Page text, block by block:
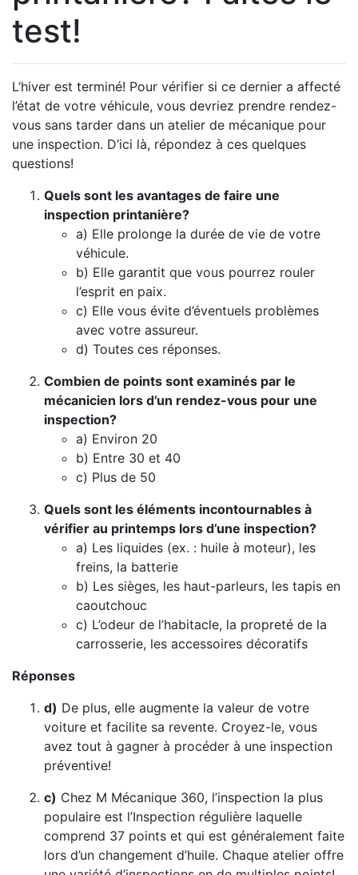
test!
L’hiver est terminé! Pour vérifier si ce dernier a affecté
l’état de votre véhicule, vous devriez prendre rendez-
vous sans tarder dans un atelier de mécanique pour
une inspection. D’ici là, répondez à ces quelques
questions!
Quels sont les avantages de faire une
inspection printanière?
a) Elle prolonge la durée de vie de votre
véhicule.
b) Elle garantit que vous pourrez rouler
l’esprit en paix.
c) Elle vous évite d’éventuels problèmes
avec votre assureur.
d) Toutes ces réponses.
Combien de points sont examinés par le
mécanicien lors d’un rendez-vous pour une
inspection?
a) Environ 20
b) Entre 30 et 40
c) Plus de 50
Quels sont les éléments incontournables à
vérifier au printemps lors d’une inspection?
a) Les liquides (ex. : huile à moteur), les
freins, la batterie
b) Les sièges, les haut-parleurs, les tapis en
caoutchouc
c) L’odeur de l’habitacle, la propreté de la
carrosserie, les accessoires décoratifs
Réponses
d) De plus, elle augmente la valeur de votre
voiture et facilite sa revente. Croyez-le, vous
avez tout à gagner à procéder à une inspection
préventive!
c) Chez M Mécanique 360, l’inspection la plus
populaire est l’Inspection régulière laquelle
comprend 37 points et qui est généralement faite
lors d’un changement d’huile. Chaque atelier offre